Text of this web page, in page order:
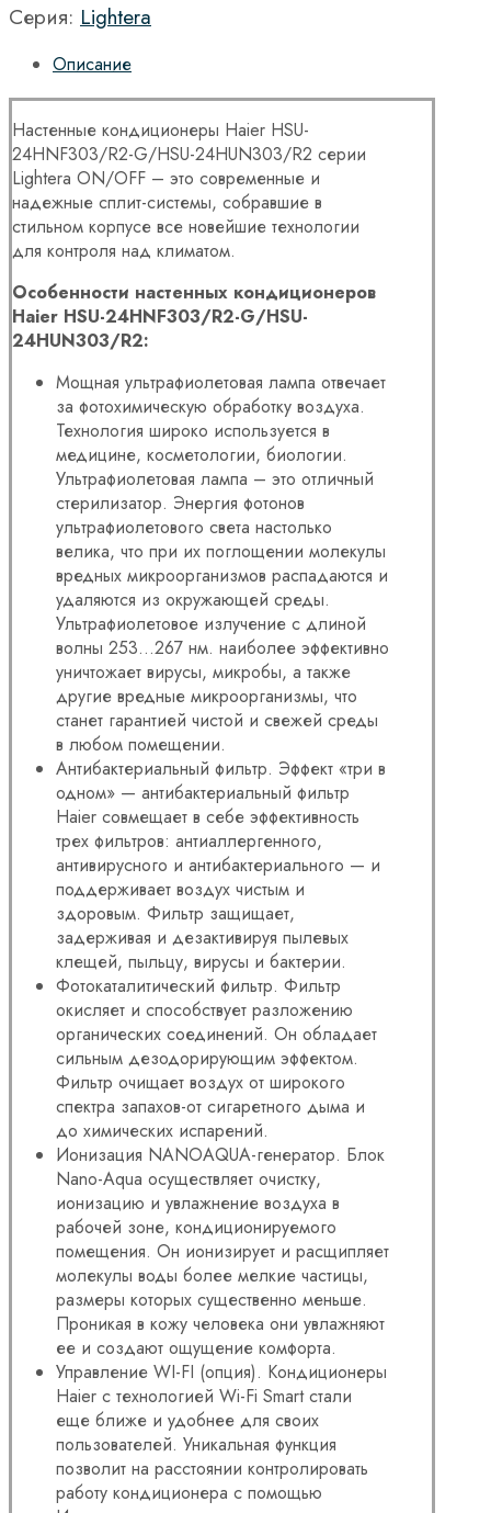
Серия: Lightera
Описание
Настенные кондиционеры Haier HSU-
24HNF303/R2-G/HSU-24HUN303/R2 серии
Lightera ON/OFF – это современные и
надежные сплит-системы, собравшие в
стильном корпусе все новейшие технологии
для контроля над климатом.
Особенности настенных кондиционеров
Haier HSU-24HNF303/R2-G/HSU-
24HUN303/R2:
Мощная ультрафиолетовая лампа отвечает
за фотохимическую обработку воздуха.
Технология широко используется в
медицине, косметологии, биологии.
Ультрафиолетовая лампа – это отличный
стерилизатор. Энергия фотонов
ультрафиолетового света настолько
велика, что при их поглощении молекулы
вредных микроорганизмов распадаются и
удаляются из окружающей среды.
Ультрафиолетовое излучение с длиной
волны 253…267 нм. наиболее эффективно
уничтожает вирусы, микробы, а также
другие вредные микроорганизмы, что
станет гарантией чистой и свежей среды
в любом помещении.
Антибактериальный фильтр. Эффект «три в
одном» — антибактериальный фильтр
Haier совмещает в себе эффективность
трех фильтров: антиаллергенного,
антивирусного и антибактериального — и
поддерживает воздух чистым и
здоровым. Фильтр защищает,
задерживая и дезактивируя пылевых
клещей, пыльцу, вирусы и бактерии.
Фотокаталитический фильтр. Фильтр
окисляет и способствует разложению
органических соединений. Он обладает
сильным дезодорирующим эффектом.
Фильтр очищает воздух от широкого
спектра запахов-от сигаретного дыма и
до химических испарений.
Ионизация NANOAQUA-генератор. Блок
Nano-Aqua осуществляет очистку,
ионизацию и увлажнение воздуха в
рабочей зоне, кондиционируемого
помещения. Он ионизирует и расщипляет
молекулы воды более мелкие частицы,
размеры которых существенно меньше.
Проникая в кожу человека они увлажняют
ее и создают ощущение комфорта.
Управление WI-FI (опция). Кондиционеры
Haier с технологией Wi-Fi Smart стали
еще ближе и удобнее для своих
пользователей. Уникальная функция
позволит на расстоянии контролировать
работу кондиционера с помощью